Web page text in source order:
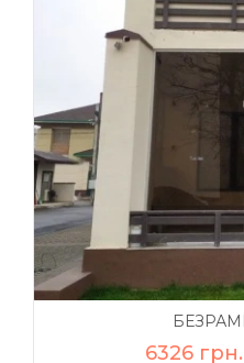
6326 грн.